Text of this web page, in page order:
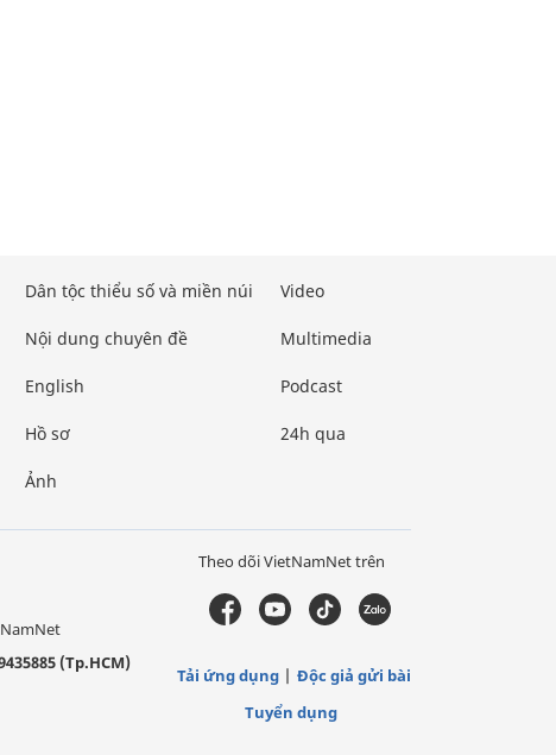
Dân tộc thiểu số và miền núi
Nội dung chuyên đề
English
Hồ sơ
Ảnh
Video
Multimedia
Podcast
24h qua
(Tp.HCM)
Theo dõi VietNamNet trên
Tải ứng dụng
Độc giả gửi bài
Tuyển dụng